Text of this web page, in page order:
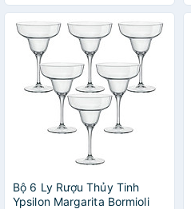
Bộ 6 Ly Rượu Thủy Tinh
Ypsilon Margarita Bormioli